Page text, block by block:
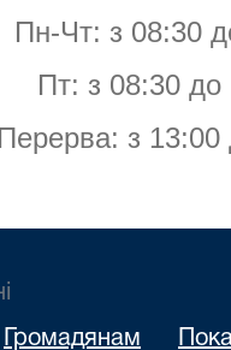
Пн-Чт: з 08:30
Пт: з 08:30 до
Перерва: з 13:00
Громадянам